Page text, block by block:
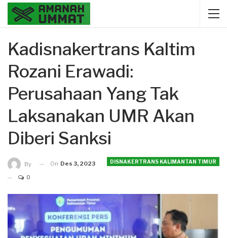
Kadisnakertrans Kaltim
Rozani Erawadi:
Perusahaan Yang Tak
Laksanakan UMR Akan
Diberi Sanksi
DISNAKERTRANS KALIMANTAN TIMUR
By On Des 3, 2023
0